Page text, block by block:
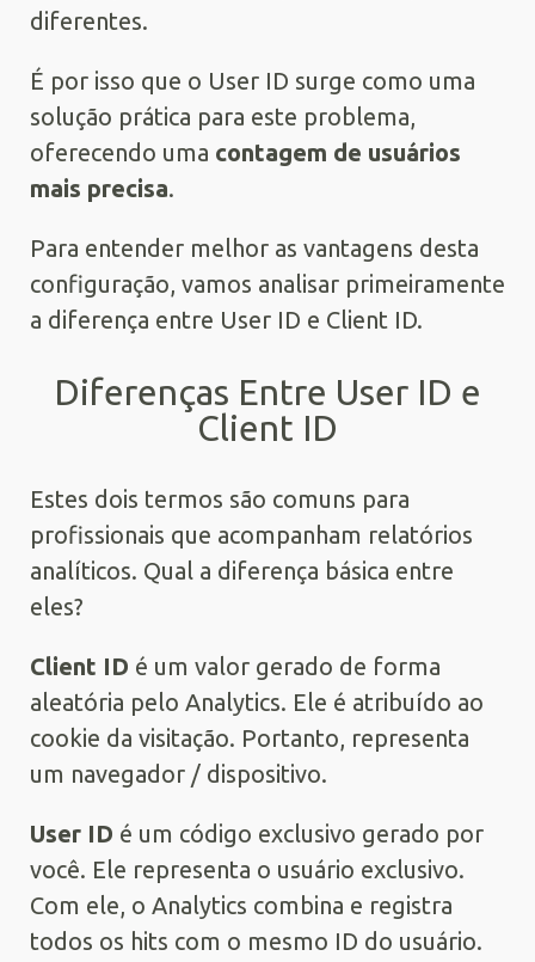
diferentes.
É por isso que o User ID surge como uma
solução prática para este problema,
oferecendo uma contagem de usuários
mais precisa.
Para entender melhor as vantagens desta
configuração, vamos analisar primeiramente
a diferença entre User ID e Client ID.
Diferenças Entre User ID e
Client ID
Estes dois termos são comuns para
profissionais que acompanham relatórios
analíticos. Qual a diferença básica entre
eles?
Client ID é um valor gerado de forma
aleatória pelo Analytics. Ele é atribuído ao
cookie da visitação. Portanto, representa
um navegador / dispositivo.
User ID é um código exclusivo gerado por
você. Ele representa o usuário exclusivo.
Com ele, o Analytics combina e registra
todos os hits com o mesmo ID do usuário.